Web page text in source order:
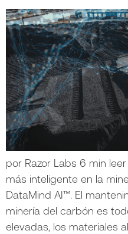
por Razor Labs 6 min
más inteligente en la
DataMind AI™. El
minería del carbón es
elevadas, los materiales